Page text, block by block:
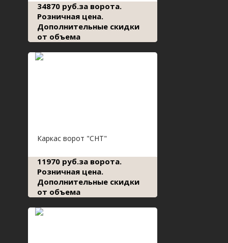
34870 руб.за ворота.
Розничная цена.
Дополнительные скидки
от объема
Каркас ворот "СНТ"
11970 руб.за ворота.
Розничная цена.
Дополнительные скидки
от объема